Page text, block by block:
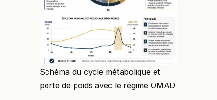
Schéma du cycle métabolique et
perte de poids avec le régime OMAD